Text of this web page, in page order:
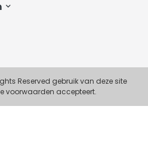
Reserved gebruik van deze site
voorwaarden accepteert.